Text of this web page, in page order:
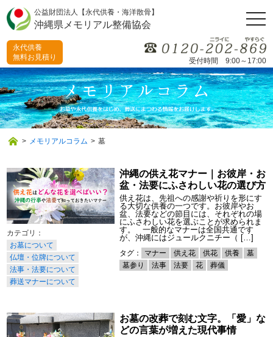
公益財団法人【永代供養・海洋散骨】
沖縄県メモリアル整備協会
受付時間 9:00～17:00
永代供養
無料お見積り
> メモリアルコラム > 墓
お墓について
仏壇・位牌について
法事・法要について
葬送マナーについて
沖縄の供え花マナー｜お彼岸・お
盆・法要にふさわしい花の選び方
供え花は、先祖への感謝や祈りを形にす
る大切な供養の一つです。お彼岸やお
盆、法要などの節目には、それぞれの場
にふさわしい花を選ぶことが求められま
す。 一般的なマナーは全国共通です
が、沖縄にはジュールクニチー（ […]
タグ： マナー 供え花 供花 供養
墓
墓参り
法事 法要 花 葬儀
お墓の改葬で刻む文字。「愛」な
どの言葉が増えた現代事情